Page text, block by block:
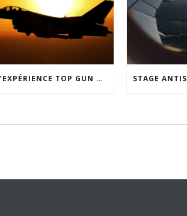
VIVEZ L’EXPÉRIENCE TOP GUN CHEZ SKYWAY SIMULATION